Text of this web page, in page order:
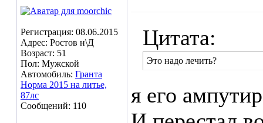
Регистрация: 08.06.2015
Адрес: Ростов н\Д
Возраст: 51
Пол: Мужской
Автомобиль: Гранта
Норма 2015 на литье,
87лс
Сообщений: 110
Цитата:
Это надо лечить?
я его